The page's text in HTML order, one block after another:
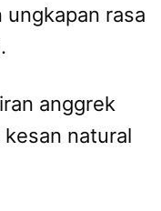
rasa
anggrek
natural